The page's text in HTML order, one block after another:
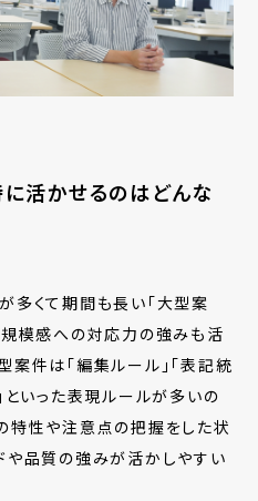
活かせるのはどんな
多くて期間も長い「大型案
規模感への対応力の強みも活
案件は「編集ルール」「表記統
といった表現ルールが多いの
特性や注意点の把握をした状
や品質の強みが活かしやすい